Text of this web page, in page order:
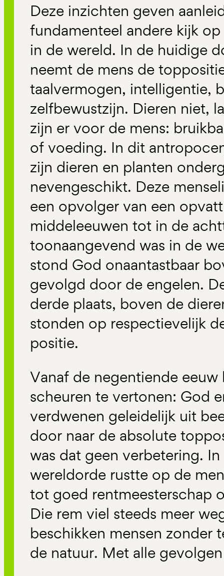
Deze inzichten geven
fundamenteel andere kijk
in de wereld. In de huidige
neemt de mens de
taalvermogen, intelligentie,
zelfbewustzijn. Dieren niet,
zijn er voor de mens:
of voeding. In dit
zijn dieren en planten
nevengeschikt. Deze
een opvolger van een
middeleeuwen tot in de
toonaangevend was in de
stond God onaantastbaar
gevolgd door de engelen.
derde plaats, boven de
stonden op respectievelijk
positie.
Vanaf de negentiende
scheuren te vertonen: God
verdwenen geleidelijk uit
door naar de absolute
was dat geen verbetering.
wereldorde rustte op de
tot goed rentmeesterschap
Die rem viel steeds meer
beschikken mensen zonder
de natuur. Met alle